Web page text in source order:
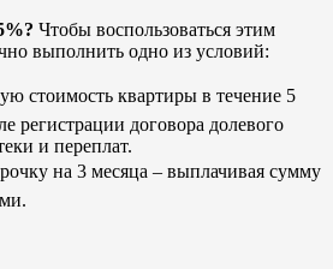
Чтобы воспользоваться этим
выполнить одно из условий:
стоимость квартиры в течение 5
регистрации договора долевого
и переплат.
на 3 месяца – выплачивая сумму